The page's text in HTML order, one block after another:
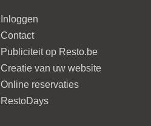
Inloggen
Contact
Publiciteit op Resto.be
Creatie van uw website
Online reservaties
RestoDays